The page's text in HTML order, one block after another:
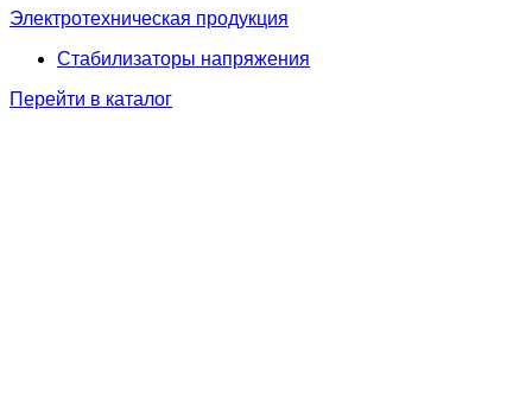
Электротехническая продукция
Стабилизаторы напряжения
Перейти в каталог